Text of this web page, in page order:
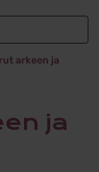
arkeen ja